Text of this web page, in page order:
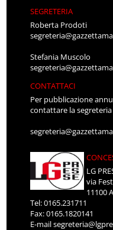
SEGRETERIA
Roberta Prodoti
Stefania Muscolo
CONTATTACI
Per pubblicazione
contattare la
LG
via
11100
Tel: 0165.231711
Fax: 0165.1820141
E-mail